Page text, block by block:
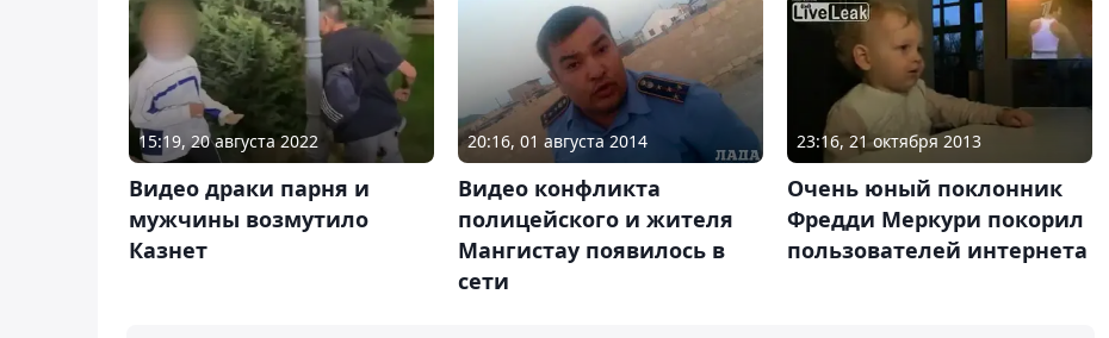
15:19, 20 августа 2022
Видео драки парня и
мужчины возмутило
Казнет
20:16, 01 августа 2014
Видео конфликта
полицейского и жителя
Мангистау появилось в
сети
23:16, 21 октября 2013
Очень юный поклонник
Фредди Меркури покорил
пользователей интернета